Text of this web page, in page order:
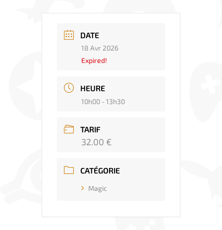
DATE
18 Avr 2026
Expired!
HEURE
10h00 - 13h30
TARIF
32.00 €
CATÉGORIE
Magic